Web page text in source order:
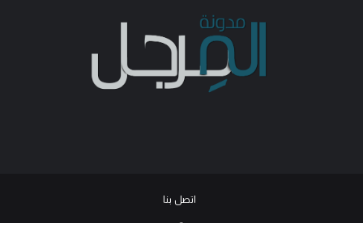
اتصل بنا